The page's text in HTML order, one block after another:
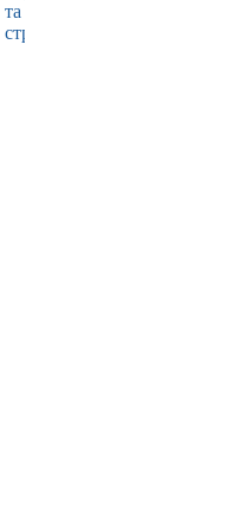
та
страхування